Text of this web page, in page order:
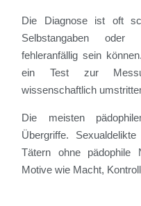
Die Diagnose ist oft
Selbstangaben oder
fehleranfällig sein
ein Test zur
wissenschaftlich
Die meisten
Übergriffe.
Tätern ohne pädophile
Motive wie Macht,